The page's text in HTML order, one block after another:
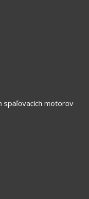
spaľovacích motorov